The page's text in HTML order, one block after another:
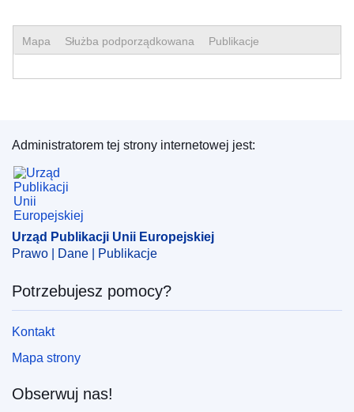
Mapa Służba podporządkowana Publikacje
Urząd Publikacji Unii Europejskiej
Administratorem tej strony internetowej jest:
Urząd Publikacji Unii Europejskiej
Prawo | Dane | Publikacje
Potrzebujesz pomocy?
Kontakt
Mapa strony
Obserwuj nas!